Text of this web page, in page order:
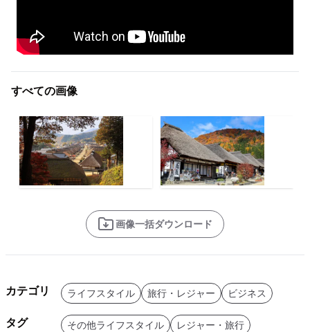
すべての画像
画像一括ダウンロード
カテゴリ ライフスタイル 旅行・レジャー ビジネス
タグ その他ライフスタイル
レジャー・旅行